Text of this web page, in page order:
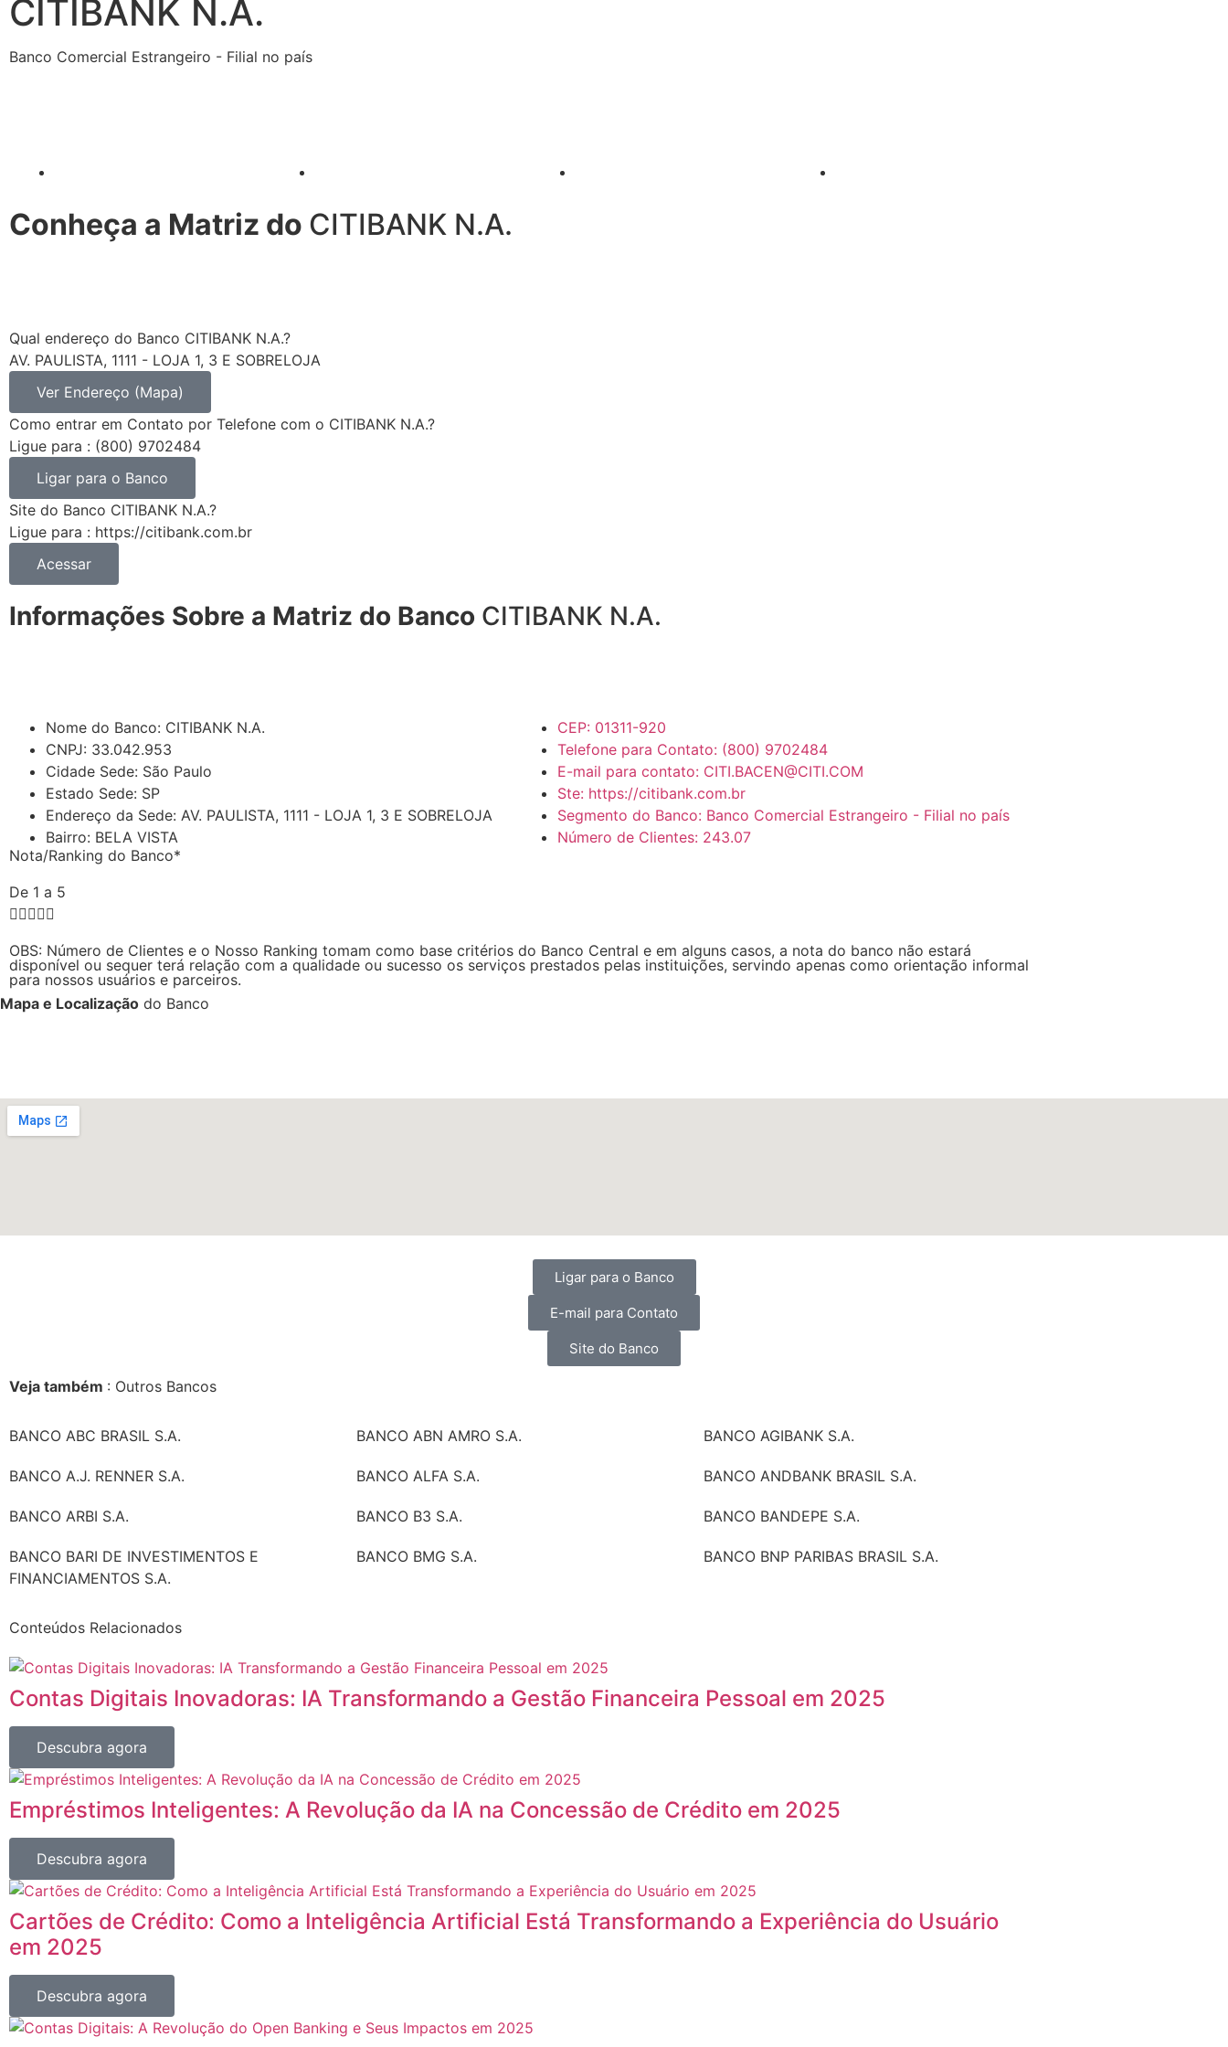
CITIBANK N.A.
Banco Comercial Estrangeiro - Filial no país
Conheça a Matriz do CITIBANK N.A.
Qual endereço do Banco CITIBANK N.A.?
AV. PAULISTA, 1111 - LOJA 1, 3 E SOBRELOJA
Ver Endereço (Mapa)
Como entrar em Contato por Telefone com o CITIBANK N.A.?
Ligue para : (800) 9702484
Ligar para o Banco
Site do Banco CITIBANK N.A.?
Ligue para : https://citibank.com.br
Acessar
Informações Sobre a Matriz do Banco CITIBANK N.A.
Nome do Banco: CITIBANK N.A.
CNPJ: 33.042.953
Cidade Sede: São Paulo
Estado Sede: SP
Endereço da Sede: AV. PAULISTA, 1111 - LOJA 1, 3 E SOBRELOJA
Bairro: BELA VISTA
CEP: 01311-920
Telefone para Contato: (800) 9702484
E-mail para contato: CITI.BACEN@CITI.COM
Ste: https://citibank.com.br
Segmento do Banco: Banco Comercial Estrangeiro - Filial no país
Número de Clientes: 243.07
Nota/Ranking do Banco*
De 1 a 5

OBS: Número de Clientes e o Nosso Ranking tomam como base critérios do Banco Central e em alguns casos, a nota do banco não estará
disponível ou sequer terá relação com a qualidade ou sucesso os serviços prestados pelas instituições, servindo apenas como orientação informal
para nossos usuários e parceiros.
Mapa e Localização do Banco
Ligar para o Banco
E-mail para Contato
Site do Banco
Veja também : Outros Bancos
BANCO ABC BRASIL S.A. BANCO ABN AMRO S.A. BANCO AGIBANK S.A.
BANCO A.J. RENNER S.A. BANCO ALFA S.A. BANCO ANDBANK BRASIL S.A.
BANCO ARBI S.A. BANCO B3 S.A. BANCO BANDEPE S.A.
BANCO BARI DE INVESTIMENTOS E
FINANCIAMENTOS S.A.
BANCO BMG S.A. BANCO BNP PARIBAS BRASIL S.A.
Conteúdos Relacionados
Contas Digitais Inovadoras: IA Transformando a Gestão Financeira Pessoal em 2025
Descubra agora
Empréstimos Inteligentes: A Revolução da IA na Concessão de Crédito em 2025
Descubra agora
Cartões de Crédito: Como a Inteligência Artificial Está Transformando a Experiência do Usuário
em 2025
Descubra agora